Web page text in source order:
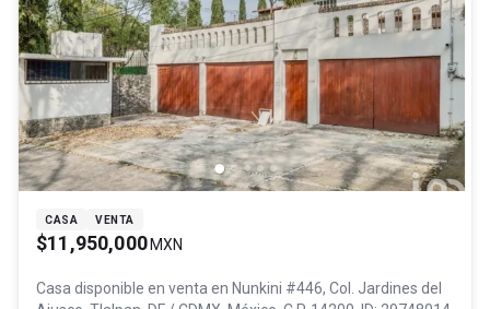
CASA VENTA
$11,950,000 MXN
Casa disponible en venta en Nunkini #446, Col. Jardines del